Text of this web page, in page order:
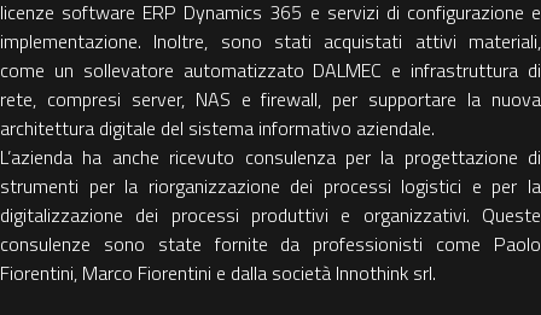
licenze software ERP Dynamics 365 e servizi di configurazione e
implementazione. Inoltre, sono stati acquistati attivi materiali,
come un sollevatore automatizzato DALMEC e infrastruttura di
rete, compresi server, NAS e firewall, per supportare la nuova
architettura digitale del sistema informativo aziendale.
L’azienda ha anche ricevuto consulenza per la progettazione di
strumenti per la riorganizzazione dei processi logistici e per la
digitalizzazione dei processi produttivi e organizzativi. Queste
consulenze sono state fornite da professionisti come Paolo
Fiorentini, Marco Fiorentini e dalla società Innothink srl.